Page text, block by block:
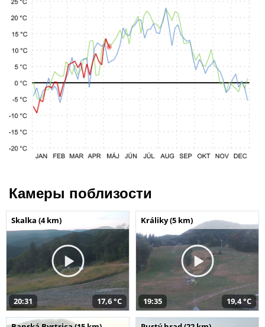
Камеры поблизости
Skalka (4 km)
20:31 17,6 °C
Králiky (5 km)
19:35 19,4 °C